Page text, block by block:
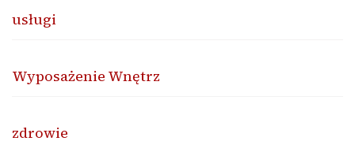
usługi
Wyposażenie Wnętrz
zdrowie